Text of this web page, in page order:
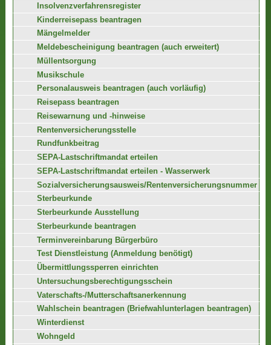
Insolvenzverfahrensregister
Kinderreisepass beantragen
Mängelmelder
Meldebescheinigung beantragen (auch erweitert)
Müllentsorgung
Musikschule
Personalausweis beantragen (auch vorläufig)
Reisepass beantragen
Reisewarnung und -hinweise
Rentenversicherungsstelle
Rundfunkbeitrag
SEPA-Lastschriftmandat erteilen
SEPA-Lastschriftmandat erteilen - Wasserwerk
Sozialversicherungsausweis/Rentenversicherungsnummer
Sterbeurkunde
Sterbeurkunde Ausstellung
Sterbeurkunde beantragen
Terminvereinbarung Bürgerbüro
Test Dienstleistung (Anmeldung benötigt)
Übermittlungssperren einrichten
Untersuchungsberechtigungsschein
Vaterschafts-/Mutterschaftsanerkennung
Wahlschein beantragen (Briefwahlunterlagen beantragen)
Winterdienst
Wohngeld